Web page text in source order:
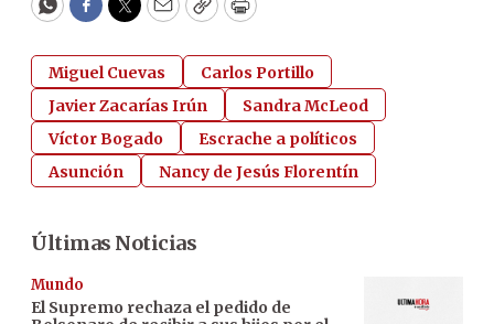
WhatsApp
Facebook
Twitter
EmailCopyPrint
Miguel Cuevas
Carlos Portillo
Javier Zacarías Irún
Sandra McLeod
Víctor Bogado
Escrache a políticos
Asunción
Nancy de Jesús Florentín
Últimas Noticias
Mundo
El Supremo rechaza el pedido de